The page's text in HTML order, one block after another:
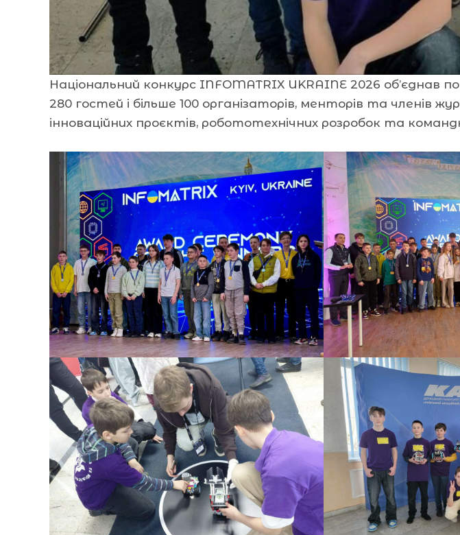
Національний конкурс INFOMATRIX UKRAINE 2026 об’єднав
280 гостей і більше 100 організаторів, менторів та
інноваційних проєктів, робототехнічних розробок та